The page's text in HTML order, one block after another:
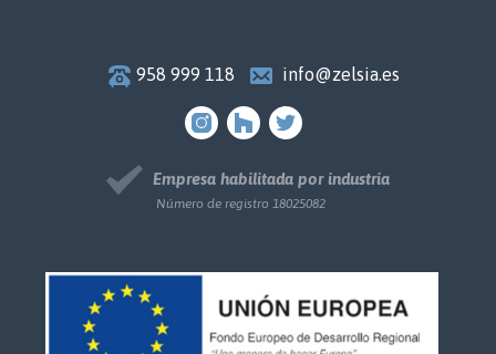
958 999 118 info@zelsia.es
Empresa habilitada por industria
Número de registro 18025082